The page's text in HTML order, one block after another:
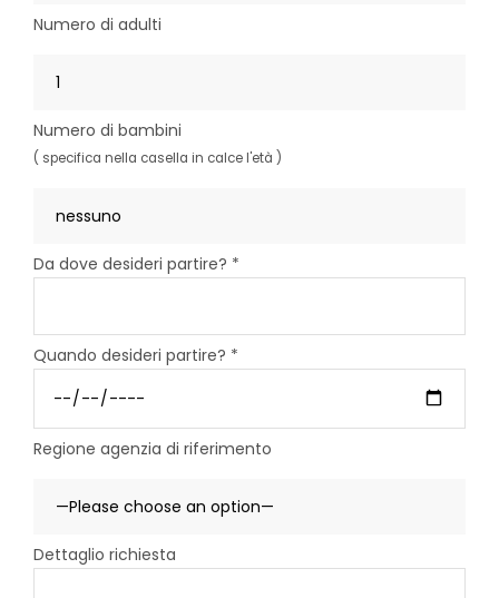
Numero di adulti
Numero di bambini
( specifica nella casella in calce l'età )
Da dove desideri partire? *
Quando desideri partire? *
Regione agenzia di riferimento
Dettaglio richiesta